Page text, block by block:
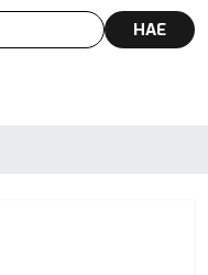
HAE